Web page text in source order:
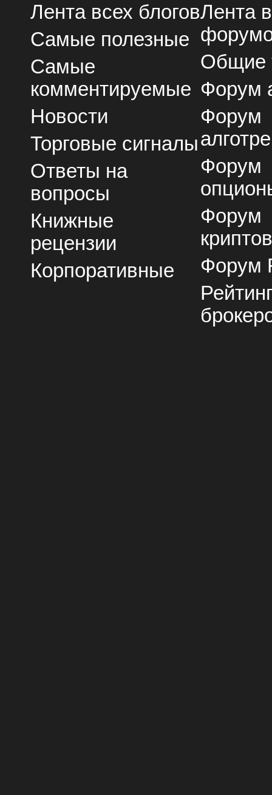
Лента всех блогов
Самые полезные
Самые
комментируемые
Новости
Торговые сигналы
Ответы на
вопросы
Книжные
рецензии
Корпоративные
Лента
Общие
Форум
Форум
Форум
Форум
Форум